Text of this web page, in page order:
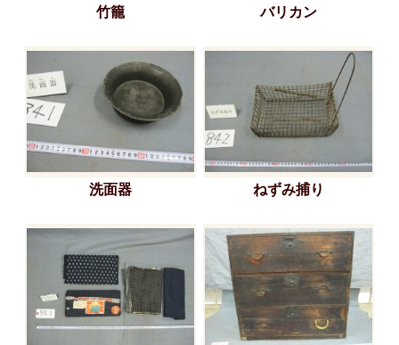
竹籠 バリカン
洗面器 ねずみ捕り